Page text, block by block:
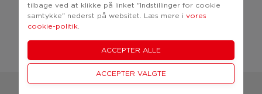
86 87 11 30 faarvang@pava.dk
tilbage ved at klikke på linket "Indstillinger for cookie
samtykke" nederst på websitet. Læs mere i vores
cookie-politik